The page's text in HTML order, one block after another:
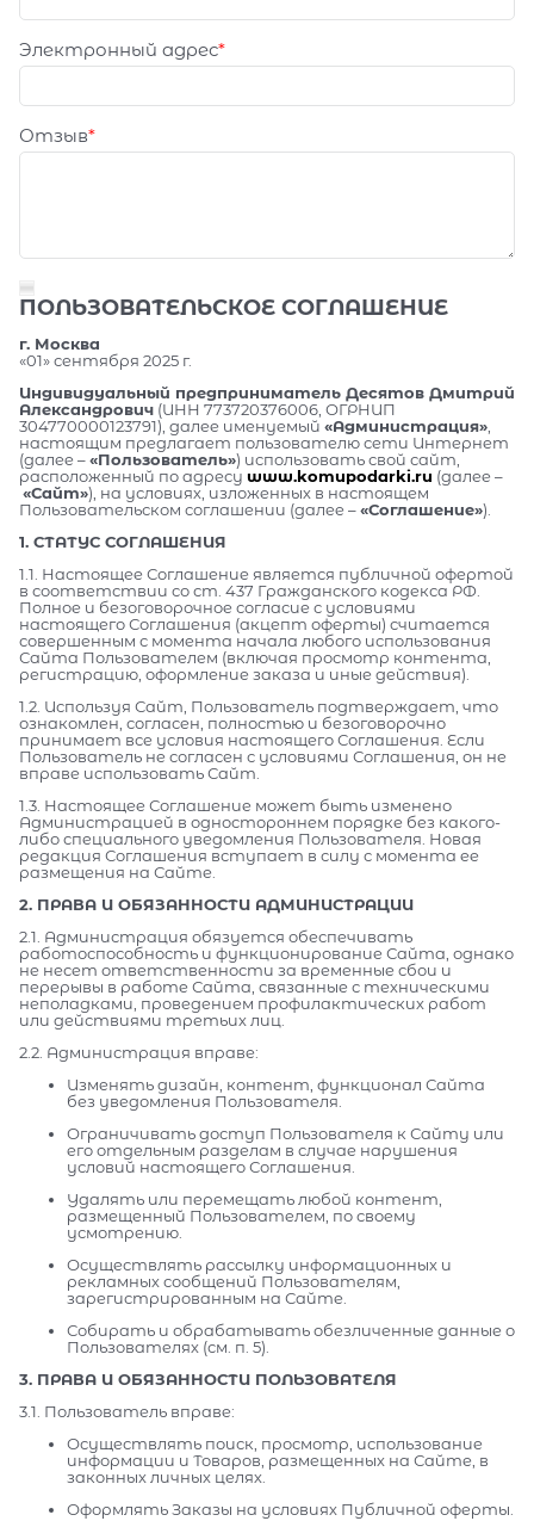
Электронный адрес
Отзыв
ПОЛЬЗОВАТЕЛЬСКОЕ СОГЛАШЕНИЕ
г. Москва
«01» сентября 2025 г.
Индивидуальный предприниматель Десятов Дмитрий
Александрович (ИНН 773720376006, ОГРНИП
304770000123791), далее именуемый «Администрация»
настоящим предлагает пользователю сети Интернет
(далее –«Пользователь») использовать свой сайт,
расположенный по адресу www.komupodarki.ru (далее –
«Сайт»), на условиях, изложенных в настоящем
Пользовательском соглашении (далее –«Соглашение»).
1. СТАТУС СОГЛАШЕНИЯ
1.1. Настоящее Соглашение является публичной офертой
в соответствии со ст. 437 Гражданского кодекса РФ.
Полное и безоговорочное согласие с условиями
настоящего Соглашения (акцепт оферты) считается
совершенным с момента начала любого использования
Сайта Пользователем (включая просмотр контента,
регистрацию, оформление заказа и иные действия).
1.2. Используя Сайт, Пользователь подтверждает, что
ознакомлен, согласен, полностью и безоговорочно
принимает все условия настоящего Соглашения. Если
Пользователь не согласен с условиями Соглашения, он не
вправе использовать Сайт.
1.3. Настоящее Соглашение может быть изменено
Администрацией в одностороннем порядке без какого-
либо специального уведомления Пользователя. Новая
редакция Соглашения вступает в силу с момента ее
размещения на Сайте.
2. ПРАВА И ОБЯЗАННОСТИ АДМИНИСТРАЦИИ
2.1. Администрация обязуется обеспечивать
работоспособность и функционирование Сайта, однако
не несет ответственности за временные сбои и
перерывы в работе Сайта, связанные с техническими
неполадками, проведением профилактических работ
или действиями третьих лиц.
2.2. Администрация вправе:
Изменять дизайн, контент, функционал Сайта
без уведомления Пользователя.
Ограничивать доступ Пользователя к Сайту или
его отдельным разделам в случае нарушения
условий настоящего Соглашения.
Удалять или перемещать любой контент,
размещенный Пользователем, по своему
усмотрению.
Осуществлять рассылку информационных и
рекламных сообщений Пользователям,
зарегистрированным на Сайте.
Собирать и обрабатывать обезличенные данные о
Пользователях (см. п. 5).
3. ПРАВА И ОБЯЗАННОСТИ ПОЛЬЗОВАТЕЛЯ
3.1. Пользователь вправе:
Осуществлять поиск, просмотр, использование
информации и Товаров, размещенных на Сайте, в
законных личных целях.
Оформлять Заказы на условиях Публичной оферты.